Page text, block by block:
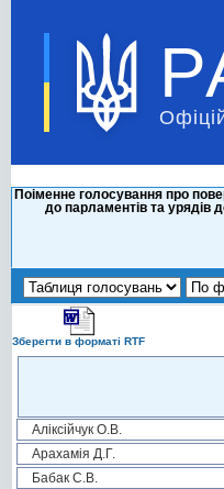
Поіменне голосування про
до парламентів та урядів
Зберегти в форматі RTF
Аліксійчук О.В.
Арахамія Д.Г.
Бабак С.В.